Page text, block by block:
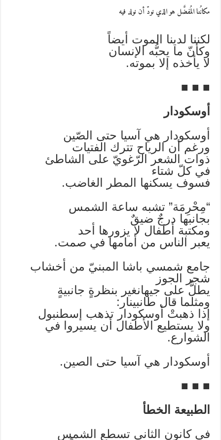
مكانُنا المُفضَّل هو الذي نودّ أن نولد فيه
لكننا لدينا الموت أيضاً
وكأنّ ما يحبُّه الإنسان
لا يأخذه إلا بموته.
■ ■ ■
أوسكودار
أوسكودار هي آسيا حتى الصّين
ورغم أن الرياح تترك الفتيات
ذوات الشعر الرّغويّ على الشاطئ
في كلّ شتاء
فسوف يسكنها المطر الغاضب.
“مِحْرِمَة” تشبه ساعة الشمس
بجانبها درجٌ ضيقٌ
ومكتبة أطفال لا يزورها أحد
يعبر الناس من أمامها في صمت.
جامع شمسي باشا المبنيّ من أخشاب
شجر الجوز
يطلُّ على جيهانغير بنظرةٍ جانبيةٍ
ومثلما قال طانبينار:
إذا ذهبتْ أوسكودار تذهب إسطنبول
ولا يستطيع الأطفال أن يسيروا في
الشوارع.
أوسكودار هي آسيا حتى الصين.
■ ■ ■
الطبيعة الخطأ
في كانون الثاني تسطع الشمس